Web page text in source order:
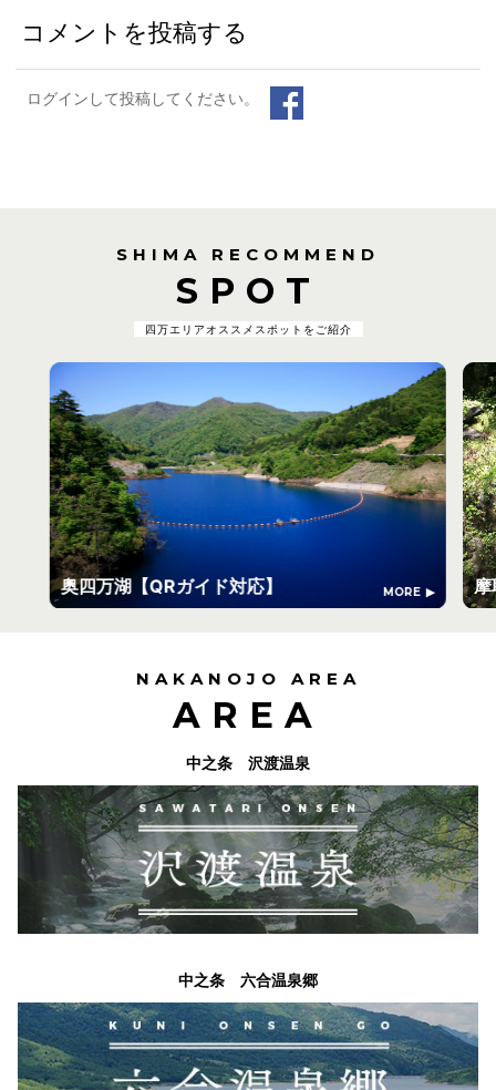
コメントを投稿する
ログインして投稿してください。
SHIMA RECOMMEND
SPOT
四万エリアオススメスポットをご紹介
奥四万湖【QRガイド対応】 MORE 摩
NAKANOJO AREA
AREA
中之条 沢渡温泉
中之条 六合温泉郷